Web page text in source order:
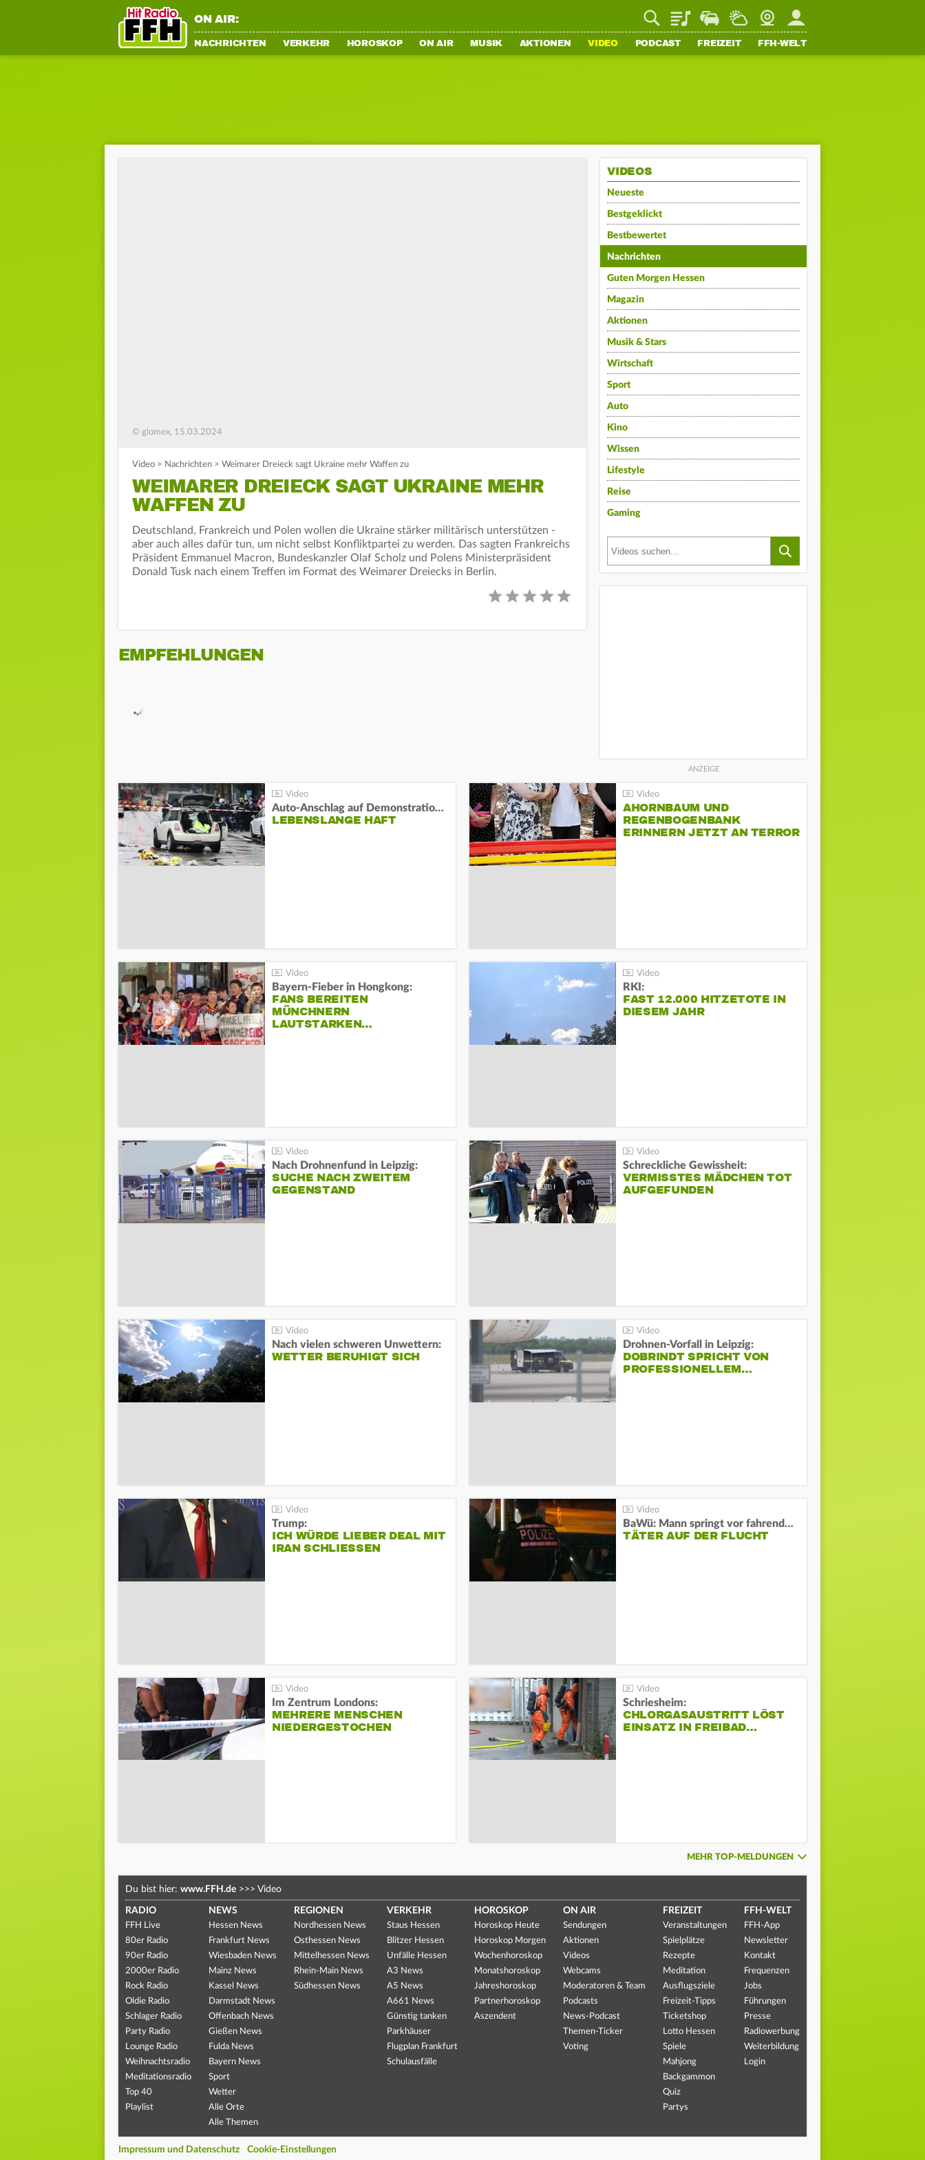
ON AIR: PlaylistStaupilotWetterWebcamMein FFH
NACHRICHTEN VERKEHR HOROSKOP ON AIR MUSIK AKTIONEN VIDEO PODCAST FREIZEIT FFH-WELT
© glomex, 15.03.2024
Video > Nachrichten > Weimarer Dreieck sagt Ukraine mehr Waffen zu
WEIMARER DREIECK SAGT UKRAINE MEHR
WAFFEN ZU
Deutschland, Frankreich und Polen wollen die Ukraine stärker militärisch unterstützen -
aber auch alles dafür tun, um nicht selbst Konfliktpartei zu werden. Das sagten Frankreichs
Präsident Emmanuel Macron, Bundeskanzler Olaf Scholz und Polens Ministerpräsident
Donald Tusk nach einem Treffen im Format des Weimarer Dreiecks in Berlin.
EMPFEHLUNGEN
VIDEOS
Neueste
Bestgeklickt
Bestbewertet
Nachrichten
Guten Morgen Hessen
Magazin
Aktionen
Musik & Stars
Wirtschaft
Sport
Auto
Kino
Wissen
Lifestyle
Reise
Gaming
Auto-Anschlag auf Demonstration in München:
LEBENSLANGE HAFT
AHORNBAUM UND
REGENBOGENBANK
ERINNERN JETZT AN TERROR
Bayern-Fieber in Hongkong:
FANS BEREITEN
MÜNCHNERN
LAUTSTARKEN…
RKI:
FAST 12.000 HITZETOTE IN
DIESEM JAHR
Nach Drohnenfund in Leipzig:
SUCHE NACH ZWEITEM
GEGENSTAND
Schreckliche Gewissheit:
VERMISSTES MÄDCHEN TOT
AUFGEFUNDEN
Nach vielen schweren Unwettern:
WETTER BERUHIGT SICH
Drohnen-Vorfall in Leipzig:
DOBRINDT SPRICHT VON
PROFESSIONELLEM…
Trump:
ICH WÜRDE LIEBER DEAL MIT
IRAN SCHLIESSEN
BaWü: Mann springt vor fahrendes Auto und schießt
TÄTER AUF DER FLUCHT
Im Zentrum Londons:
MEHRERE MENSCHEN
NIEDERGESTOCHEN
Schriesheim:
CHLORGASAUSTRITT LÖST
EINSATZ IN FREIBAD…
MEHR TOP-MELDUNGEN
Du bist hier: www.FFH.de >>> Video
RADIO
FFH Live
80er Radio
90er Radio
2000er Radio
Rock Radio
Oldie Radio
Schlager Radio
Party Radio
Lounge Radio
Weihnachtsradio
Meditationsradio
Top 40
Playlist
NEWS
Hessen News
Frankfurt News
Wiesbaden News
Mainz News
Kassel News
Darmstadt News
Offenbach News
Gießen News
Fulda News
Bayern News
Sport
Wetter
Alle Orte
Alle Themen
REGIONEN
Nordhessen News
Osthessen News
Mittelhessen News
Rhein-Main News
Südhessen News
VERKEHR
Staus Hessen
Blitzer Hessen
Unfälle Hessen
A3 News
A5 News
A661 News
Günstig tanken
Parkhäuser
Flugplan Frankfurt
Schulausfälle
HOROSKOP
Horoskop Heute
Horoskop Morgen
Wochenhoroskop
Monatshoroskop
Jahreshoroskop
Partnerhoroskop
Aszendent
ON AIR
Sendungen
Aktionen
Videos
Webcams
Moderatoren & Team
Podcasts
News-Podcast
Themen-Ticker
Voting
FREIZEIT
Veranstaltungen
Spielplätze
Rezepte
Meditation
Ausflugsziele
Freizeit-Tipps
Ticketshop
Lotto Hessen
Spiele
Mahjong
Backgammon
Quiz
Partys
FFH-WELT
FFH-App
Newsletter
Kontakt
Frequenzen
Jobs
Führungen
Presse
Radiowerbung
Weiterbildung
Login
Impressum und Datenschutz Cookie-Einstellungen